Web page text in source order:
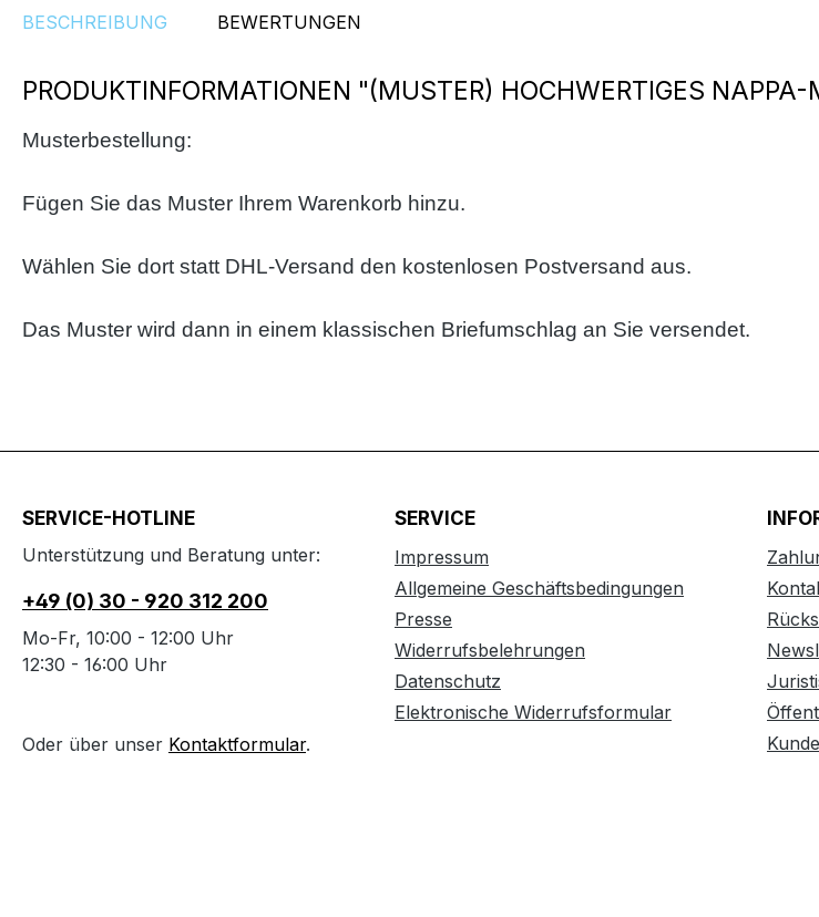
BESCHREIBUNG BEWERTUNGEN
PRODUKTINFORMATIONEN "(MUSTER) HOCHWERTIGES
Musterbestellung:
Fügen Sie das Muster Ihrem Warenkorb hinzu.
Wählen Sie dort statt DHL-Versand den kostenlosen Postversand aus.
Das Muster wird dann in einem klassischen Briefumschlag an Sie versendet.
SERVICE-HOTLINE
Unterstützung und Beratung unter:
+49 (0) 30 - 920 312 200
Mo-Fr, 10:00 - 12:00 Uhr
12:30 - 16:00 Uhr
Oder über unser Kontaktformular.
SERVICE
Impressum
Allgemeine Geschäftsbedingungen
Presse
Widerrufsbelehrungen
Datenschutz
Elektronische Widerrufsformular